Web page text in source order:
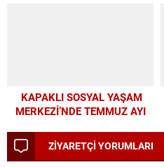
KAPAKLI SOSYAL YAŞAM
MERKEZİ’NDE TEMMUZ AYI
GÖRDÜ
ZİYARETÇİ YORUMLARI